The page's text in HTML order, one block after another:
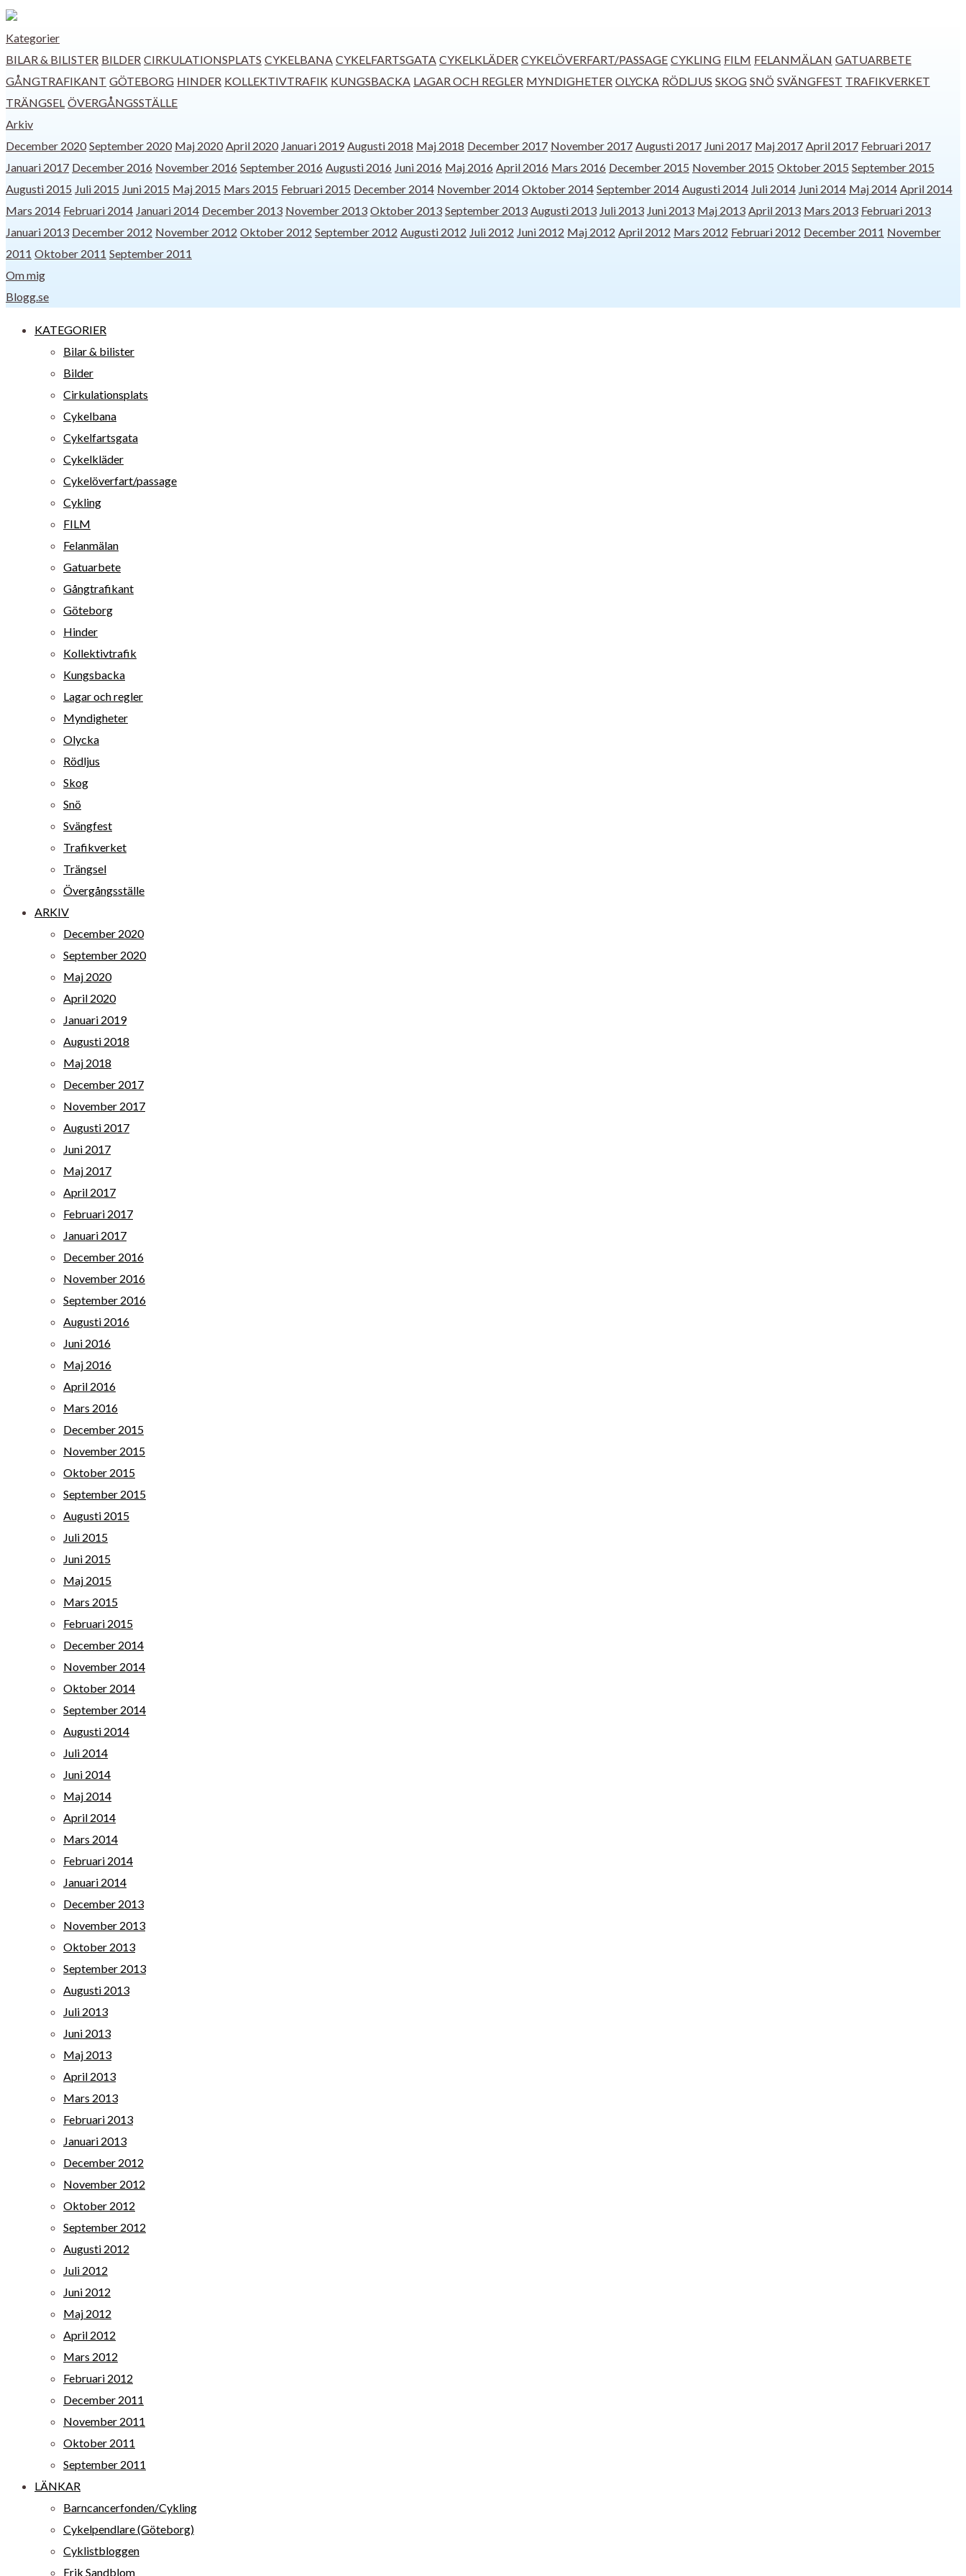
Kategorier
BILAR & BILISTER BILDER CIRKULATIONSPLATS CYKELBANA CYKELFARTSGATA CYKELKLÄDER CYKELÖVERFART/PASSAGE CYKLING FILM FELANMÄLAN GATUARBETE
GÅNGTRAFIKANT GÖTEBORG HINDER KOLLEKTIVTRAFIK KUNGSBACKA LAGAR OCH REGLER MYNDIGHETER OLYCKA RÖDLJUS SKOG SNÖ SVÄNGFEST TRAFIKVERKET
TRÄNGSEL ÖVERGÅNGSSTÄLLE
Arkiv
December 2020 September 2020 Maj 2020 April 2020 Januari 2019 Augusti 2018 Maj 2018 December 2017 November 2017 Augusti 2017 Juni 2017 Maj 2017 April 2017 Februari 2017
Januari 2017 December 2016 November 2016 September 2016 Augusti 2016 Juni 2016 Maj 2016 April 2016 Mars 2016 December 2015 November 2015 Oktober 2015 September 2015
Augusti 2015 Juli 2015 Juni 2015 Maj 2015 Mars 2015 Februari 2015 December 2014 November 2014 Oktober 2014 September 2014 Augusti 2014 Juli 2014 Juni 2014 Maj 2014 April 2014
Mars 2014 Februari 2014 Januari 2014 December 2013 November 2013 Oktober 2013 September 2013 Augusti 2013 Juli 2013 Juni 2013 Maj 2013 April 2013 Mars 2013 Februari 2013
Januari 2013 December 2012 November 2012 Oktober 2012 September 2012 Augusti 2012 Juli 2012 Juni 2012 Maj 2012 April 2012 Mars 2012 Februari 2012 December 2011 November
2011 Oktober 2011 September 2011
Om mig
Blogg.se
KATEGORIER
Bilar & bilister
Bilder
Cirkulationsplats
Cykelbana
Cykelfartsgata
Cykelkläder
Cykelöverfart/passage
Cykling
FILM
Felanmälan
Gatuarbete
Gångtrafikant
Göteborg
Hinder
Kollektivtrafik
Kungsbacka
Lagar och regler
Myndigheter
Olycka
Rödljus
Skog
Snö
Svängfest
Trafikverket
Trängsel
Övergångsställe
ARKIV
December 2020
September 2020
Maj 2020
April 2020
Januari 2019
Augusti 2018
Maj 2018
December 2017
November 2017
Augusti 2017
Juni 2017
Maj 2017
April 2017
Februari 2017
Januari 2017
December 2016
November 2016
September 2016
Augusti 2016
Juni 2016
Maj 2016
April 2016
Mars 2016
December 2015
November 2015
Oktober 2015
September 2015
Augusti 2015
Juli 2015
Juni 2015
Maj 2015
Mars 2015
Februari 2015
December 2014
November 2014
Oktober 2014
September 2014
Augusti 2014
Juli 2014
Juni 2014
Maj 2014
April 2014
Mars 2014
Februari 2014
Januari 2014
December 2013
November 2013
Oktober 2013
September 2013
Augusti 2013
Juli 2013
Juni 2013
Maj 2013
April 2013
Mars 2013
Februari 2013
Januari 2013
December 2012
November 2012
Oktober 2012
September 2012
Augusti 2012
Juli 2012
Juni 2012
Maj 2012
April 2012
Mars 2012
Februari 2012
December 2011
November 2011
Oktober 2011
September 2011
LÄNKAR
Barncancerfonden/Cykling
Cykelpendlare (Göteborg)
Cyklistbloggen
Erik Sandblom